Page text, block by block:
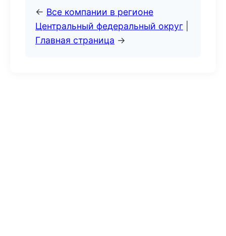
← Все компании в регионе
Центральный федеральный округ
Главная страница →